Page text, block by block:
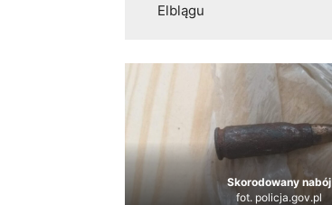
Elblągu
Skorodowany nabój
fot. policja.gov.pl